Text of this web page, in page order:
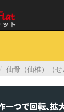
仙骨（仙椎）（